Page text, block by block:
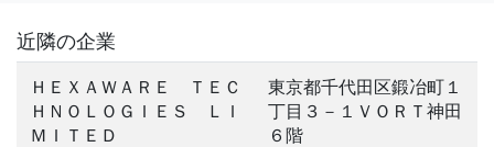
近隣の企業
ＨＥＸＡＷＡＲＥ ＴＥＣ
ＨＮＯＬＯＧＩＥＳ ＬＩ
ＭＩＴＥＤ
東京都千代田区鍛冶町１
丁目３－１ＶＯＲＴ神田
６階